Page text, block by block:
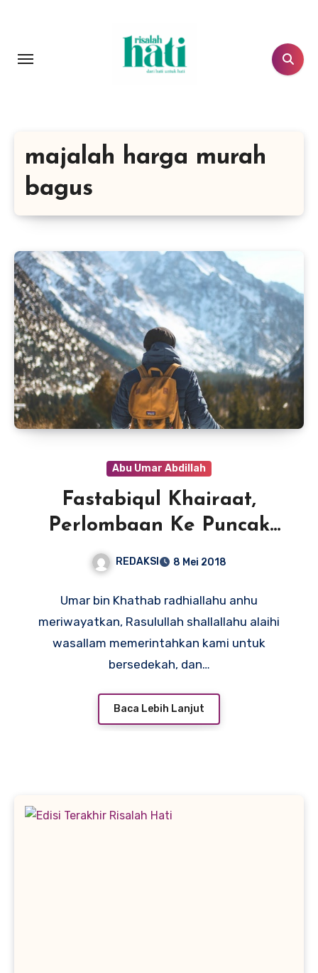
majalah harga murah
bagus
Abu Umar Abdillah
Fastabiqul Khairaat,
Perlombaan Ke Puncak
Kemuliaan
REDAKSI 8 Mei 2018
Umar bin Khathab radhiallahu anhu
meriwayatkan, Rasulullah shallallahu alaihi
wasallam memerintahkan kami untuk
bersedekah, dan…
Baca Lebih Lanjut